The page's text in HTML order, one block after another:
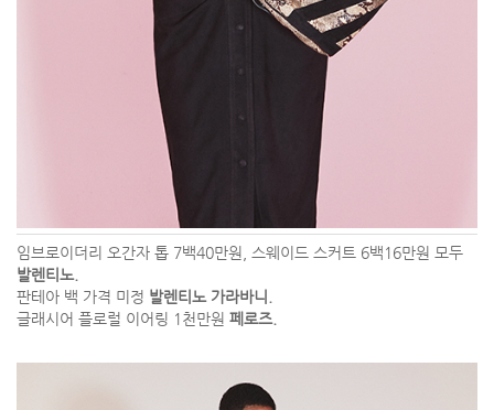
임브로이더리 오간자 톱 7백40만원, 스웨이드 스커트 6백16만원 모두
발렌티노.
판테아 백 가격 미정 발렌티노 가라바니.
글래시어 플로럴 이어링 1천만원 페로즈.